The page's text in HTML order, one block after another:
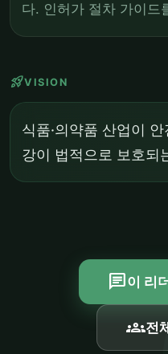
다. 인허가 절차 가이드
rocket_launchVISION
식품·의약품 산업이
강이 법적으로 보호되
chat이 리
groups전